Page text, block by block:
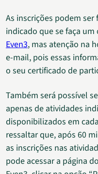
As inscrições podem
indicado que se faça
Even3, mas atenção na
e-mail, pois essas
o seu certificado de
Também será possível
apenas de atividades
disponibilizados em
ressaltar que, após 60
as inscrições nas
pode acessar a página